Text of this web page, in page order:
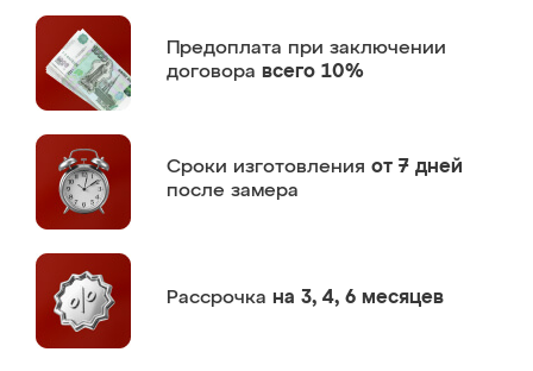
Предоплата при заключении
договора всего 10%
Сроки изготовления от 7 дней
после замера
Рассрочка на 3, 4, 6 месяцев